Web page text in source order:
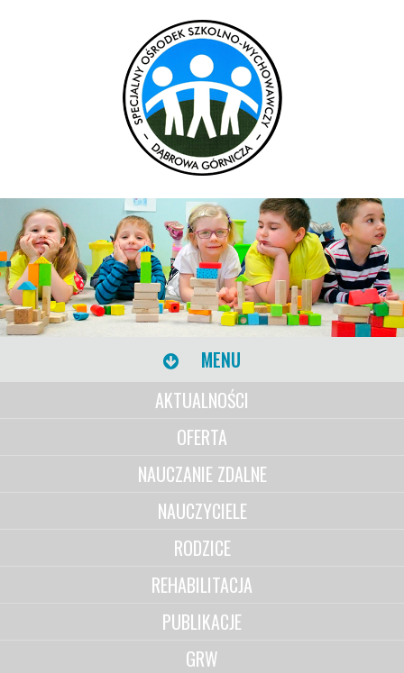
MENU
AKTUALNOŚCI
OFERTA
NAUCZANIE ZDALNE
NAUCZYCIELE
RODZICE
REHABILITACJA
PUBLIKACJE
GRW